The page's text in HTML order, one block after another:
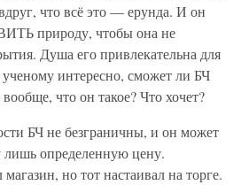
что всё это — ерунда. И он
природу, чтобы она не
Душа его привлекательна для
ученому интересно, сможет ли БЧ
что он такое? Что хочет?
БЧ не безграничны, и он может
лишь определенную цену.
но тот настаивал на торге.